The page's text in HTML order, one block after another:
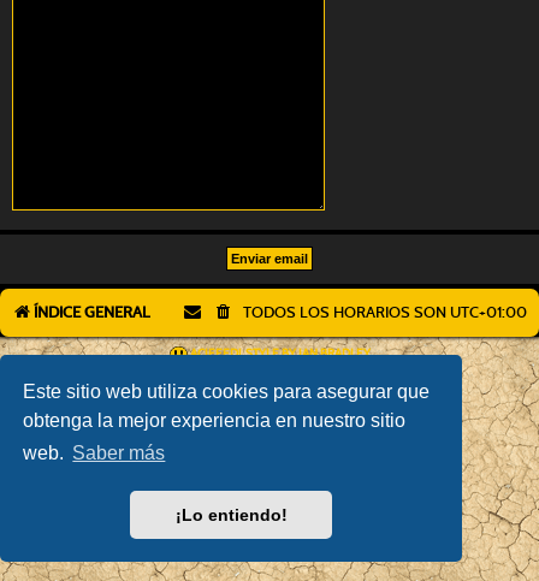
Este sitio web utiliza cookies para asegurar que
obtenga la mejor experiencia en nuestro sitio
web. Saber más
¡Lo entiendo!
ÍNDICE GENERAL TODOS LOS HORARIOS SON UTC+01:00
AÇIEEED! STYLE BYIAN BRADLEY
TRADUCCIÓN AL ESPAÑOL POR PHPBB ESPAÑA
PRIVACIDAD |CONDICIONES